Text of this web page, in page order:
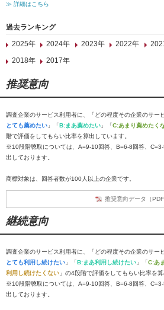
≫ 詳細はこちら
過去ランキング
2025年
2024年 2023年 2022年
2018年
2017年
推奨意向
調査企業のサービス利用者に、「どの程度その企業のサー
とても薦めたい 」「B:まあ薦めたい 」「C:あまり薦めたく
階で評価をしてもらい比率を算出しています。
※10段階聴取については、A=9-10回答、B=6-8回答、
出しております。
商標対象は、回答者数が100人以上の企業です。
推奨意向データ（PDF
継続意向
調査企業のサービス利用者に、「どの程度その企業のサー
とても利用し続けたい 」「B:まあ利用し続けたい 」「C:あ
利用し続けたくない 」の4段階で評価をしてもらい比率を算
※10段階聴取については、A=9-10回答、B=6-8回答、
出しております。